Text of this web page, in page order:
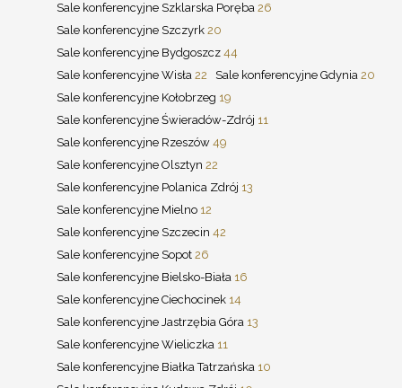
Sale konferencyjne Szklarska Poręba 26
Sale konferencyjne Szczyrk 20
Sale konferencyjne Bydgoszcz 44
Sale konferencyjne Wisła 22 Sale konferencyjne Gdynia 20
Sale konferencyjne Kołobrzeg 19
Sale konferencyjne Świeradów-Zdrój 11
Sale konferencyjne Rzeszów 49
Sale konferencyjne Olsztyn 22
Sale konferencyjne Polanica Zdrój 13
Sale konferencyjne Mielno 12
Sale konferencyjne Szczecin 42
Sale konferencyjne Sopot 26
Sale konferencyjne Bielsko-Biała 16
Sale konferencyjne Ciechocinek 14
Sale konferencyjne Jastrzębia Góra 13
Sale konferencyjne Wieliczka 11
Sale konferencyjne Białka Tatrzańska 10